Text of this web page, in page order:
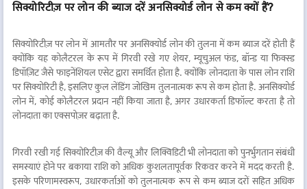
सिक्योरिटीज़ पर लोन की ब्याज दरें अनसिक्योर्ड लोन से कम क्यों हैं?
सिक्योरिटीज़ पर लोन में आमतौर पर अनसिक्योर्ड लोन की तुलना में कम ब्याज दरें होती हैं
क्योंकि यह कोलैटरल के रूप में गिरवी रखे गए शेयर, म्यूचुअल फंड, बॉन्ड या फिक्स्ड
डिपॉज़िट जैसे फाइनेंशियल एसेट द्वारा समर्थित होता है. क्योंकि लोनदाता के पास लोन राशि
पर सिक्योरिटी है, इसलिए कुल लेंडिंग जोखिम तुलनात्मक रूप से कम होता है. अनसिक्योर्ड
लोन में, कोई कोलैटरल प्रदान नहीं किया जाता है, अगर उधारकर्ता डिफॉल्ट करता है तो
लोनदाता का एक्सपोज़र बढ़ाता है.
गिरवी रखी गई सिक्योरिटीज़ की वैल्यू और लिक्विडिटी भी लोनदाता को पुनर्भुगतान संबंधी
समस्याएं होने पर बकाया राशि को अधिक कुशलतापूर्वक रिकवर करने में मदद करती है.
इसके परिणामस्वरूप, उधारकर्ताओं को तुलनात्मक रूप से कम ब्याज दरों सहित अधिक